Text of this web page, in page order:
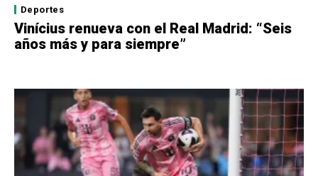
Deportes
Vinícius renueva con el Real Madrid: “Seis
años más y para siempre”